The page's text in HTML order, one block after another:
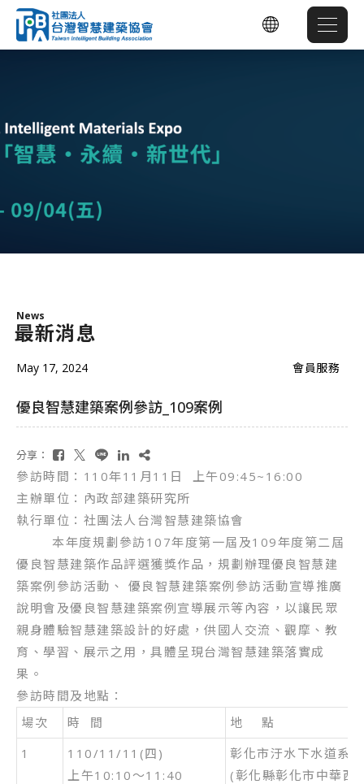
News
最新消息
May 17, 2024 會員服務
優良智慧建築案例參訪_109案例
分享：
參訪時間：110年11月11日 上午09:45~16:00
主辦單位：內政部建築研究所
執行單位：社團法人台灣智慧建築協會
本年度規劃參訪107年度第一屆及109年度第二屆
優良智慧建築作品評選獲獎作品，規劃辦理優良智慧建
築案例參訪活動、 優良智慧建築案例參訪活動宣導推廣
說明會及優良智慧建築案例宣導展示等內容，以讓民眾
親身體驗智慧建築設計的好處，供國人交流、觀摩、教
育、學習、展示之用，具體呈現台灣智慧建築落實成
果。
參訪時間及地點：
場次
時 間
地 點
1
110/11/11(四)
上午10:10～11:40
彰化市汙水下水道系
(彰化縣彰化市中華西